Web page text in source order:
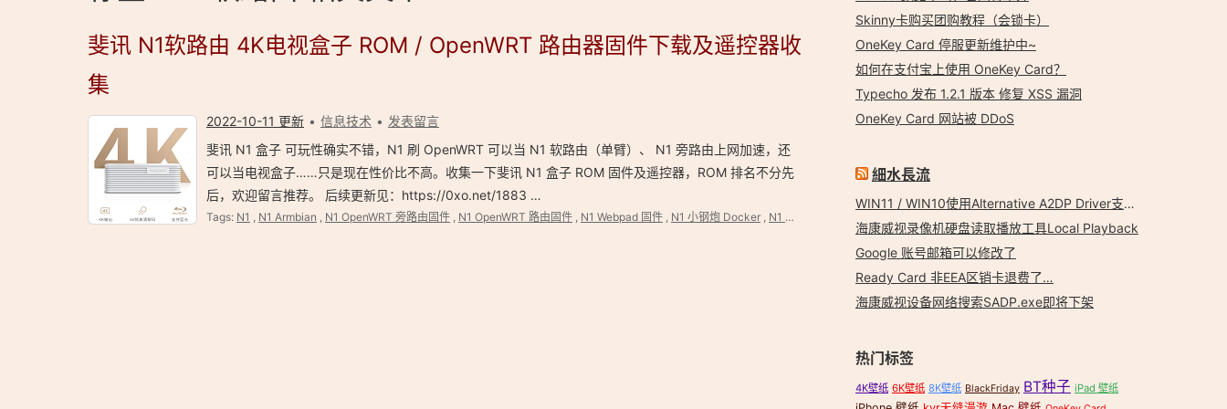
斐讯 N1软路由 4K电视盒子 ROM / OpenWRT 路由器固件下载及遥控器收
集
2022-10-11 更新 信息技术
发表留言
斐讯 N1 盒子 可玩性确实不错，N1 刷 OpenWRT 可以当 N1 软路由（单臂）、 N1 旁路由上网加速，还
可以当电视盒子……只是现在性价比不高。收集一下斐讯 N1 盒子 ROM 固件及遥控器，ROM 排名不分先
后，欢迎留言推荐。 后续更新见：https://0xo.net/1883 …
Tags: N1 , N1 Armbian , N1 OpenWRT 旁路由固件 , N1 OpenWRT 路由固件 , N1 Webpad 固件 , N1 小钢炮 Docker , N1 电视盒
Skinny卡购买团购教程（会锁卡）
OneKey Card 停服更新维护中~
如何在支付宝上使用 OneKey Card？
Typecho 发布 1.2.1 版本 修复 XSS 漏洞
OneKey Card 网站被 DDoS
細水長流
WIN11 / WIN10使用Alternative A2DP Driver支持LDAC
海康威视录像机硬盘读取播放工具Local Playback
Google 账号邮箱可以修改了
Ready Card 非EEA区销卡退费了…
海康威视设备网络搜索SADP.exe即将下架
热门标签
4K壁纸 6K壁纸 8K壁纸 BlackFriday BT种子 iPad 壁纸